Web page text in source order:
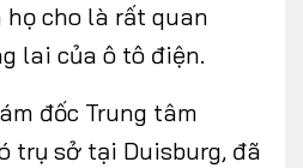
họ cho là rất quan
lai của ô tô điện.
đốc Trung tâm
trụ sở tại Duisburg, đã